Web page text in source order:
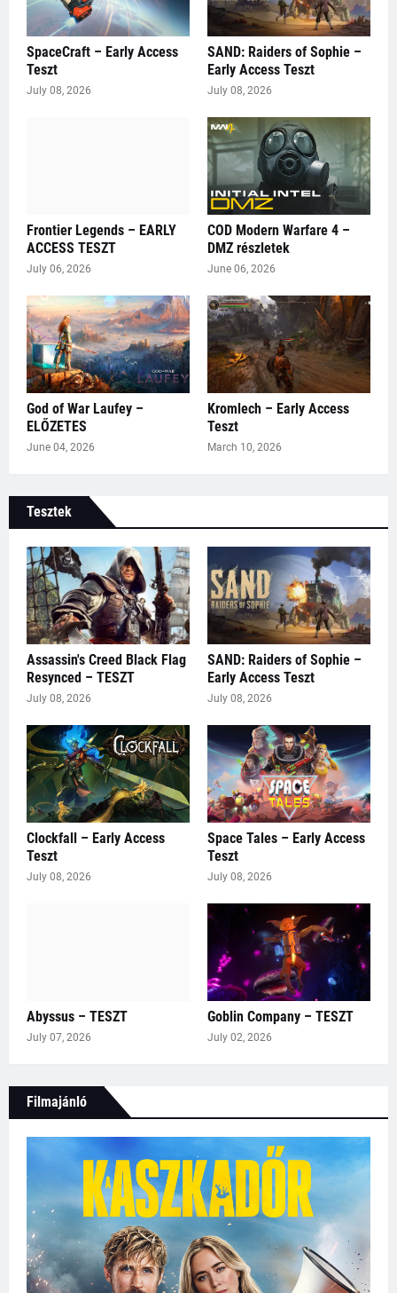
SpaceCraft – Early Access
Teszt
July 08, 2026
SAND: Raiders of Sophie –
Early Access Teszt
July 08, 2026
Frontier Legends – EARLY
ACCESS TESZT
July 06, 2026
COD Modern Warfare 4 –
DMZ részletek
June 06, 2026
God of War Laufey –
ELŐZETES
June 04, 2026
Kromlech – Early Access
Teszt
March 10, 2026
Tesztek
Assassin's Creed Black Flag
Resynced – TESZT
July 08, 2026
SAND: Raiders of Sophie –
Early Access Teszt
July 08, 2026
Clockfall – Early Access
Teszt
July 08, 2026
Space Tales – Early Access
Teszt
July 08, 2026
Abyssus – TESZT
July 07, 2026
Goblin Company – TESZT
July 02, 2026
Filmajánló